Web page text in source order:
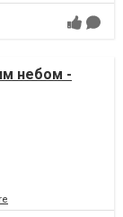
небом -